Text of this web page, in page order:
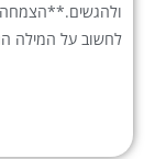
לחשוב על המילה